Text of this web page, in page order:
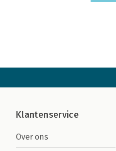
Klantenservice
Over ons